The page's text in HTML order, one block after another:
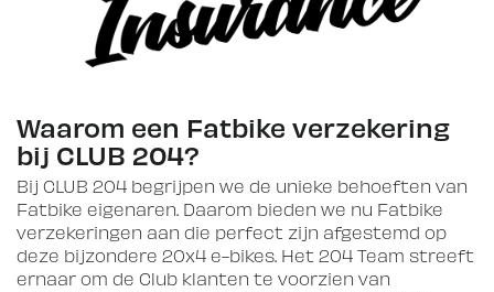
Waarom een Fatbike verzekering
bij CLUB 204?
Bij CLUB 204 begrijpen we de unieke behoeften van
Fatbike eigenaren. Daarom bieden we nu Fatbike
verzekeringen aan die perfect zijn afgestemd op
deze bijzondere 20x4 e-bikes. Het 204 Team streeft
ernaar om de Club klanten te voorzien van